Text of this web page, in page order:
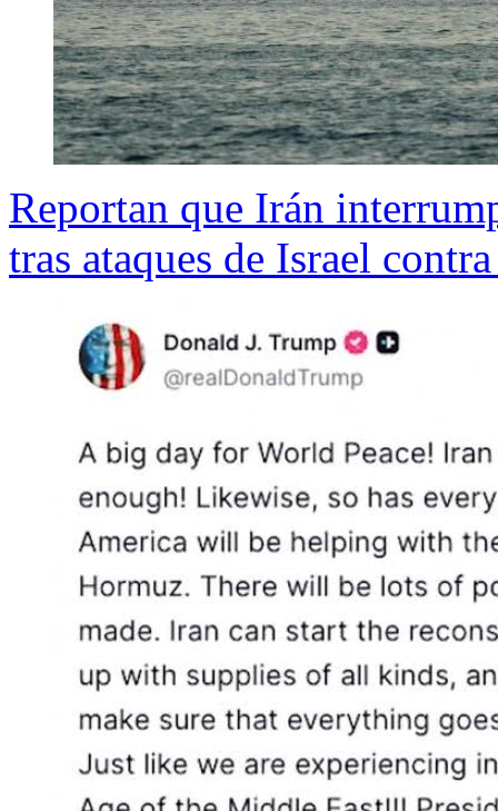
Reportan que Irán
tras ataques de Israel